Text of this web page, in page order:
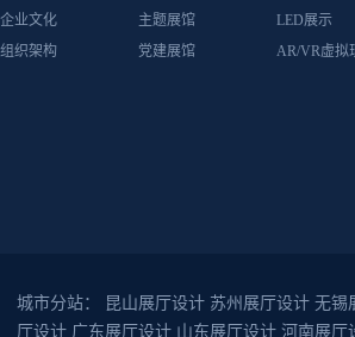
企业文化
组织架构
主题展馆
党建展馆
LED展示
AR/VR虚拟
城市分站： 昆山展厅设计 苏州展厅设计 无锡
厅设计 广东展厅设计 山东展厅设计 河南展厅